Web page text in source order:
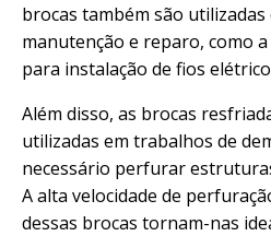
brocas também são
manutenção e reparo, como
para instalação de fios
Além disso, as brocas
utilizadas em trabalhos de
necessário perfurar
A alta velocidade de
dessas brocas tornam-nas